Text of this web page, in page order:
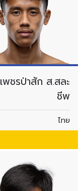
เพชรป่าสัก ส.สละ
ชีพ
ไทย
ด็ด
ทะเบียนตอนนี้
มทั้งข้อเสนอ
ในสนาม
มยินยอมให้เรา